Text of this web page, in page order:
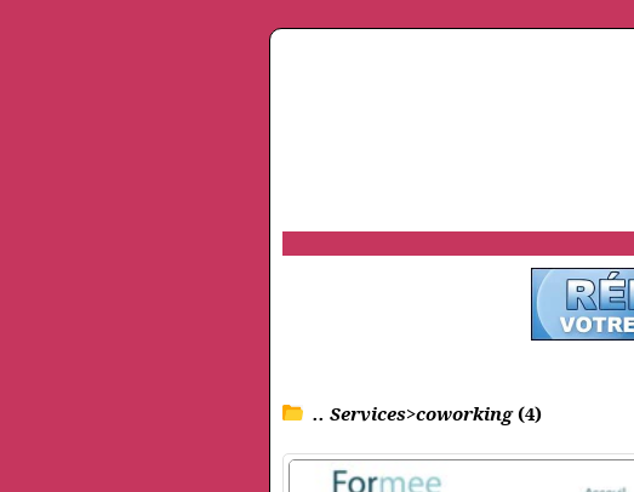
.. Services>coworking(4)